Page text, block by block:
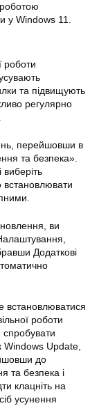
у Windows 11.
роботи
та підвищують
регулярно
перейшовши в
та безпека».
встановлювати
ви
Додаткові
встановлюватися
роботи
Windows Update,
до
та безпека і
клацніть на
усунення